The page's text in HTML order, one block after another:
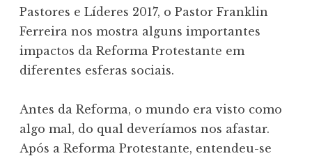
Pastores e Líderes 2017, o Pastor Franklin
Ferreira nos mostra alguns importantes
impactos da Reforma Protestante em
diferentes esferas sociais.
Antes da Reforma, o mundo era visto como
algo mal, do qual deveríamos nos afastar.
Após a Reforma Protestante, entendeu-se